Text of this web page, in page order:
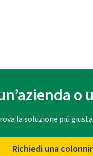
o
la soluzione più
Richiedi una